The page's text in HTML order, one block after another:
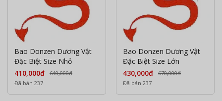
Bao Donzen Dương Vật
Đặc Biệt Size Nhỏ
410,000đ
640,000đ
Đã bán 237
Bao Donzen Dương Vật
Đặc Biệt Size Lớn
430,000đ
670,000đ
Đã bán 237